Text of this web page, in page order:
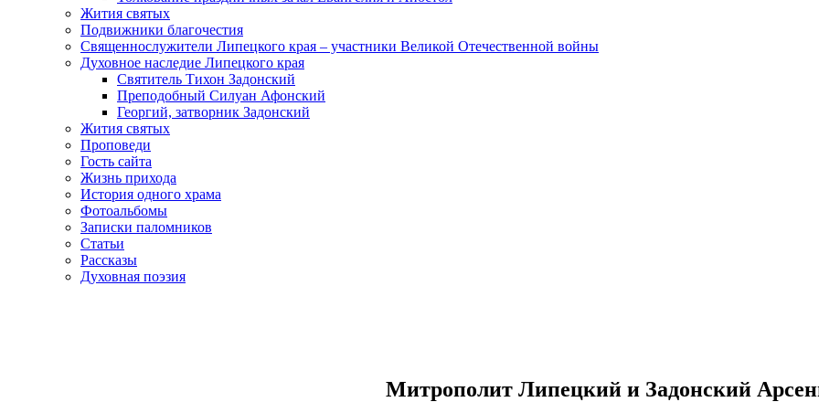
Жития святых
Подвижники благочестия
Священнослужители Липецкого края – участники Великой Отечественной войны
Духовное наследие Липецкого края
Святитель Тихон Задонский
Преподобный Силуан Афонский
Георгий, затворник Задонский
Жития святых
Проповеди
Гость сайта
Жизнь прихода
История одного храма
Фотоальбомы
Записки паломников
Статьи
Рассказы
Духовная поэзия
Митрополит Липецкий и Задонский